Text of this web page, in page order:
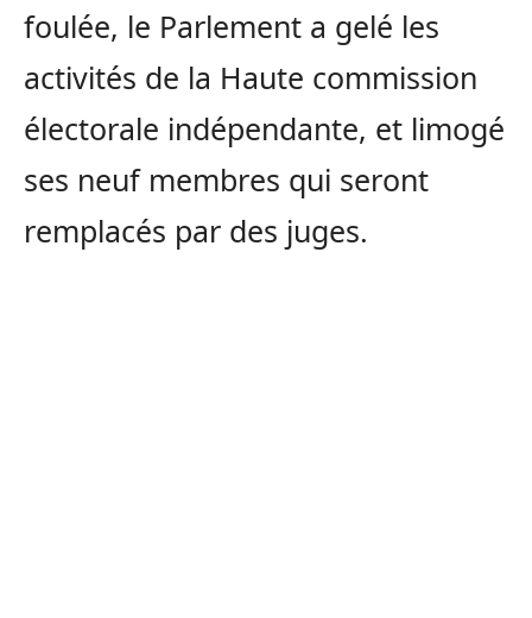
foulée, le Parlement a gelé les
activités de la Haute commission
électorale indépendante, et limogé
ses neuf membres qui seront
remplacés par des juges.